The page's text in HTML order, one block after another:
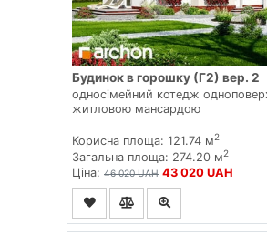
Будинок в горошку (Г2) вер. 2
односімейний котедж
житловою мансардою
Корисна площа: 121.74 м2
Загальна площа: 274.20 м2
Ціна: 46 020 UAH 43 020 UAH